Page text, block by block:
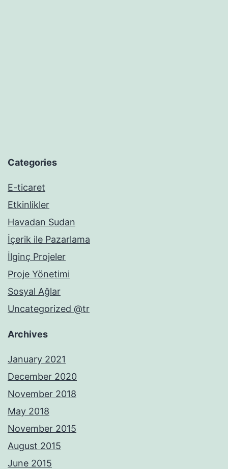
Categories
E-ticaret
Etkinlikler
Havadan Sudan
İçerik ile Pazarlama
İlginç Projeler
Proje Yönetimi
Sosyal Ağlar
Uncategorized @tr
Archives
January 2021
December 2020
November 2018
May 2018
November 2015
August 2015
June 2015